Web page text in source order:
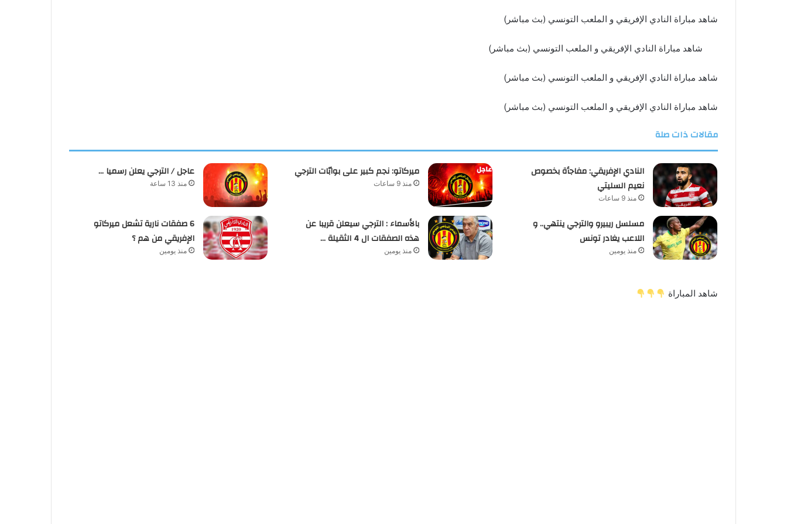
شاهد مباراة النادي الإفريقي و الملعب التونسي (بث مباشر)
شاهد مباراة النادي الإفريقي و الملعب التونسي (بث مباشر)
شاهد مباراة النادي الإفريقي و الملعب التونسي (بث مباشر)
شاهد مباراة النادي الإفريقي و الملعب التونسي (بث مباشر)
مقالات ذات صلة
النادي الإفريقي: مفاجأة بخصوص
نعيم السليتي
منذ 9 ساعات
ميركاتو: نجم كبير على بوابّات الترجي
منذ 9 ساعات
عاجل / الترجي يعلن رسميا …
منذ 13 ساعة
مسلسل ريبيرو والترجي ينتهي.. و
اللاعب يغادر تونس
منذ يومين
بالأسماء : الترجي سيعلن قريبا عن
هذه الصفقات ال 4 الثقيلة …
منذ يومين
6 صفقات نارية تشعل ميركاتو
الإفريقي من هم ؟
منذ يومين
شاهد المباراة